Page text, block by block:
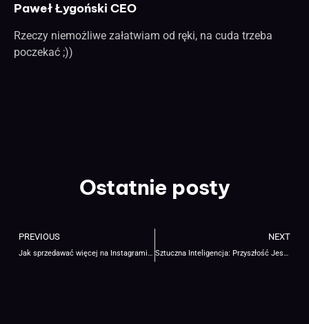
Paweł Łygoński CEO
Rzeczy niemożliwe załatwiam od ręki, na cuda trzeba
poczekać ;))
Ostatnie posty
PREVIOUS
Jak sprzedawać więcej na Instagramie w 2025?
NEXT
Sztuczna Inteligencja: Przyszłość Jest Teraz